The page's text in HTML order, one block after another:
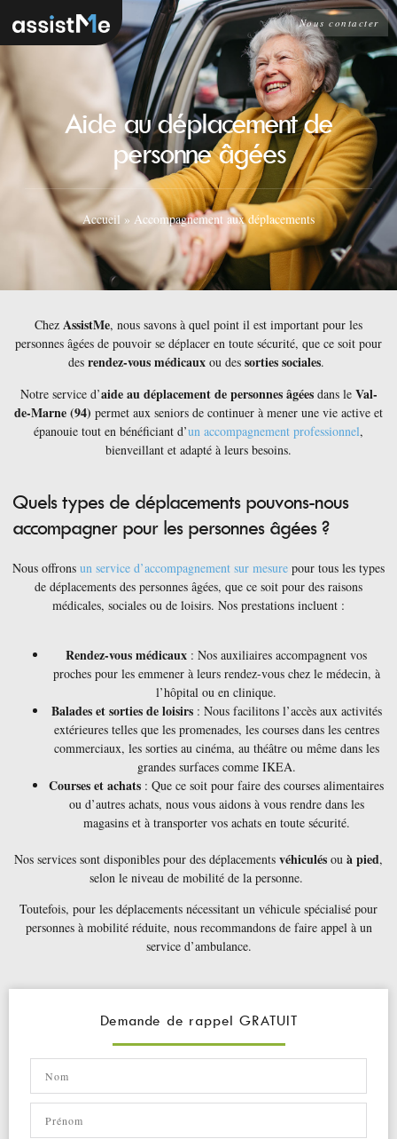
Nous contacter
Aide au déplacement de
personne âgées
Accueil » Accompagnement aux déplacements
Chez AssistMe, nous savons à quel point il est important pour les
personnes âgées de pouvoir se déplacer en toute sécurité, que ce soit pour
des rendez-vous médicaux ou des sorties sociales.
Notre service d’aide au déplacement de personnes âgéesdans le Val-
de-Marne (94) permet aux seniors de continuer à mener une vie active et
épanouie tout en bénéficiant d’un accompagnement professionnel,
bienveillant et adapté à leurs besoins.
Quels types de déplacements pouvons-nous
accompagner pour les personnes âgées ?
Nous offrons un service d’accompagnement sur mesure pour tous les types
de déplacements des personnes âgées, que ce soit pour des raisons
médicales, sociales ou de loisirs. Nos prestations incluent :
Rendez-vous médicaux : Nos auxiliaires accompagnent vos
proches pour les emmener à leurs rendez-vous chez le médecin, à
l’hôpital ou en clinique.
Balades et sorties de loisirs: Nous facilitons l’accès aux activités
extérieures telles que les promenades, les courses dans les centres
commerciaux, les sorties au cinéma, au théâtre ou même dans les
grandes surfaces comme IKEA.
Courses et achats : Que ce soit pour faire des courses alimentaires
ou d’autres achats, nous vous aidons à vous rendre dans les
magasins et à transporter vos achats en toute sécurité.
Nos services sont disponibles pour des déplacements véhiculés ou à pied,
selon le niveau de mobilité de la personne.
Toutefois, pour les déplacements nécessitant un véhicule spécialisé pour
personnes à mobilité réduite, nous recommandons de faire appel à un
service d’ambulance.
Demande de rappel GRATUIT